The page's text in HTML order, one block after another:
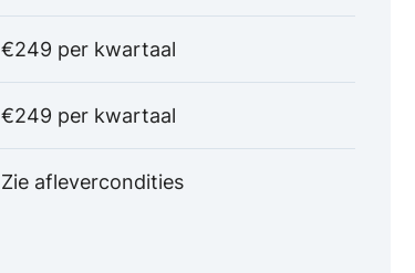
€249 per kwartaal
€249 per kwartaal
Zie aflevercondities